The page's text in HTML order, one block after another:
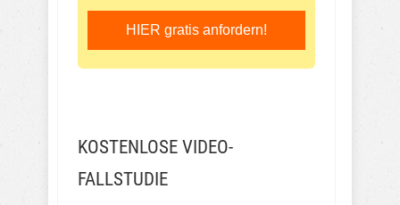
HIER gratis anfordern!
KOSTENLOSE VIDEO-
FALLSTUDIE